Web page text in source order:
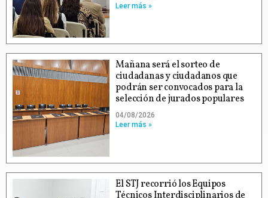
Leer más »
Mañana será el sorteo de
ciudadanas y ciudadanos que
podrán ser convocados para la
selección de jurados populares
04/08/2026
Leer más »
El STJ recorrió los Equipos
Técnicos Interdisciplinarios de